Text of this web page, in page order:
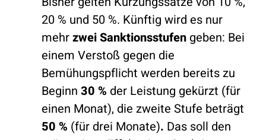
20 % und 50 %. Künftig wird es nur
mehrzwei Sanktionsstufen geben: Bei
einem Verstoß gegen die
Bemühungspflicht werden bereits zu
Beginn 30 % der Leistung gekürzt (für
einen Monat), die zweite Stufe beträgt
50 % (für drei Monate). Das soll den